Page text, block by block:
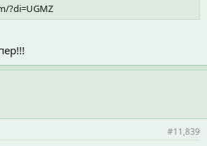
?di=UGMZ
#11,839